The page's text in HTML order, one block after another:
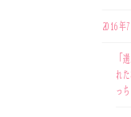
2016年7
「
れ
っち